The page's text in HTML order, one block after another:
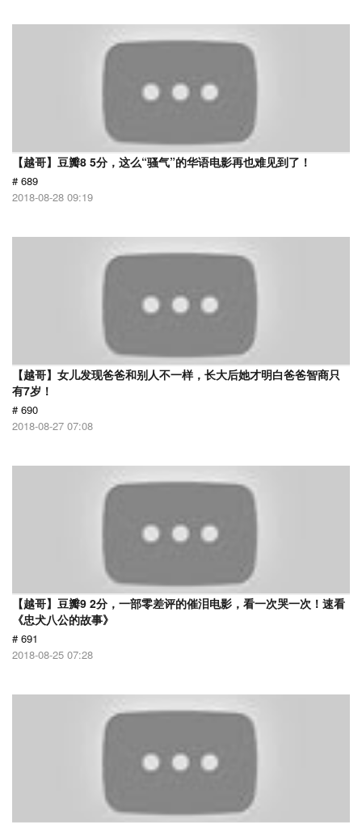
【越哥】豆瓣8 5分，这么“骚气”的华语电影再也难见到了！
# 689
2018-08-28 09:19
【越哥】女儿发现爸爸和别人不一样，长大后她才明白爸爸智商只
有7岁！
# 690
2018-08-27 07:08
【越哥】豆瓣9 2分，一部零差评的催泪电影，看一次哭一次！速看
《忠犬八公的故事》
# 691
2018-08-25 07:28